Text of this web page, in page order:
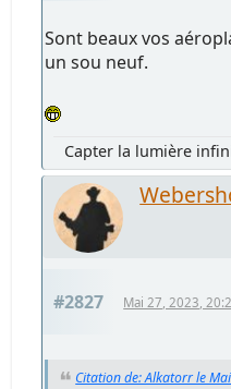
Sont beaux vos
un sou neuf.
Capter la lumière
#2827 Mai 27, 2023,
Citation de: Alkatorr le